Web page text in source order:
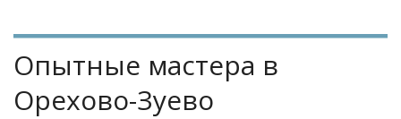
Опытные мастера в
Орехово-Зуево